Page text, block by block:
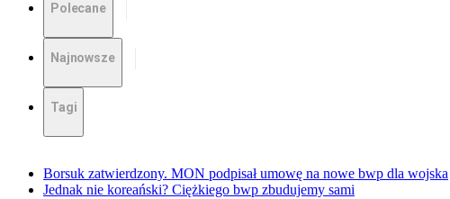
Polecane
Najnowsze
Tagi
Borsuk zatwierdzony. MON podpisał umowę na nowe bwp dla wojska
Jednak nie koreański? Ciężkiego bwp zbudujemy sami